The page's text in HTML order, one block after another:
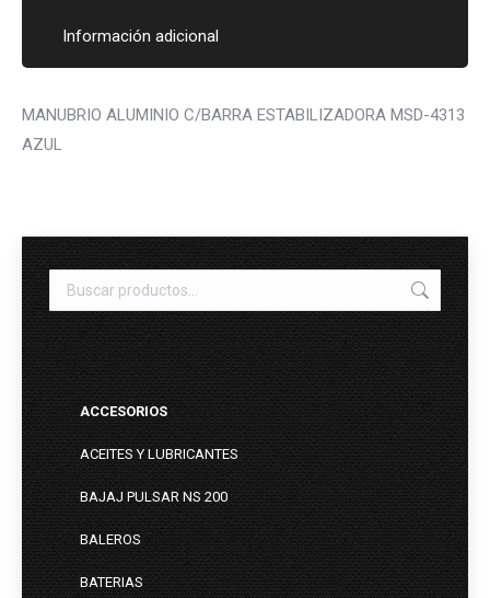
Información adicional
MANUBRIO ALUMINIO C/BARRA ESTABILIZADORA MSD-4313
AZUL
ACCESORIOS
ACEITES Y LUBRICANTES
BAJAJ PULSAR NS 200
BALEROS
BATERIAS